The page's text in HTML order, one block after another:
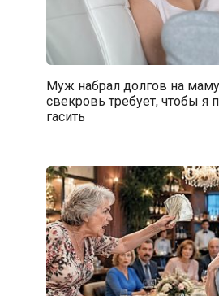
Муж набрал долгов на
свекровь требует, чтобы я
гасить